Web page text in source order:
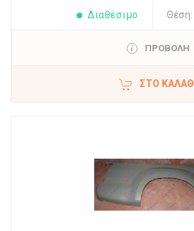
Διαθέσιμο Θέση:
ΠΡΟΒΟΛΗ
ΣΤΟ ΚΑΛΆΘΙ